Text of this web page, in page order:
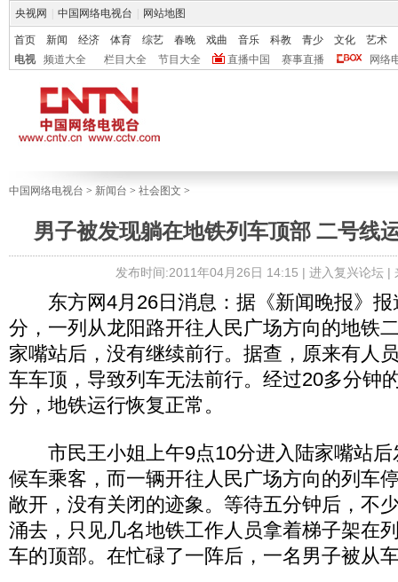
央视网 中国网络电视台 网站地图
首页 新闻 经济 体育 综艺 春晚 戏曲 音乐 科教 青少 文化
艺术
电视
频道大全 栏目大全 节目大全 直播中国 赛事直播 网络
中国网络电视台 > 新闻台 > 社会图文 >
男子被发现躺在地铁列车顶部 二号线
发布时间:2011年04月26日 14:15 | 进入复兴论坛|
东方网4月26日消息：据《新闻晚报》报
分，一列从龙阳路开往人民广场方向的地铁
家嘴站后，没有继续前行。据查，原来有人
车车顶，导致列车无法前行。经过20多分钟
分，地铁运行恢复正常。
市民王小姐上午9点10分进入陆家嘴站后
候车乘客，而一辆开往人民广场方向的列车
敞开，没有关闭的迹象。等待五分钟后，不
涌去，只见几名地铁工作人员拿着梯子架在
车的顶部。在忙碌了一阵后，一名男子被从